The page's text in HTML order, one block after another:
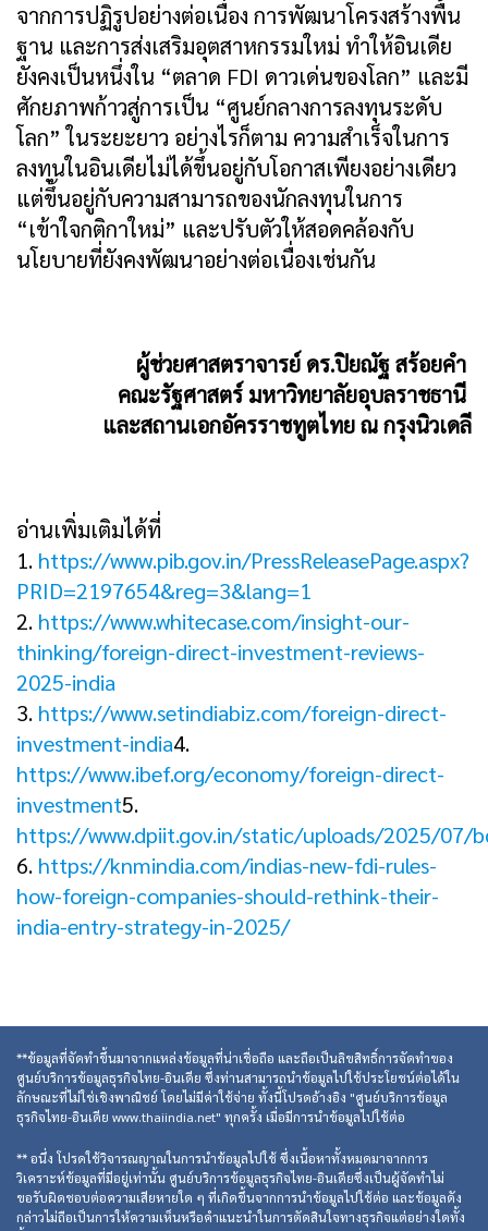
จากการปฏิรูปอย่างต่อเนื่อง การพัฒนาโครงสร้างพื้น
ฐาน และการส่งเสริมอุตสาหกรรมใหม่ ทำให้อินเดีย
ยังคงเป็นหนึ่งใน “ตลาด FDI ดาวเด่นของโลก” และมี
ศักยภาพก้าวสู่การเป็น “ศูนย์กลางการลงทุนระดับ
โลก” ในระยะยาว อย่างไรก็ตาม ความสำเร็จในการ
ลงทุนในอินเดียไม่ได้ขึ้นอยู่กับโอกาสเพียงอย่างเดียว
แต่ขึ้นอยู่กับความสามารถของนักลงทุนในการ
“เข้าใจกติกาใหม่” และปรับตัวให้สอดคล้องกับ
นโยบายที่ยังคงพัฒนาอย่างต่อเนื่องเช่นกัน
ผู้ช่วยศาสตราจารย์ ดร.ปิยณัฐ สร้อยคำ
คณะรัฐศาสตร์ มหาวิทยาลัยอุบลราชธานี
และสถานเอกอัครราชทูตไทย ณ กรุงนิวเดลี
อ่านเพิ่มเติมได้ที่
1. https://www.pib.gov.in/PressReleasePage.aspx?
PRID=2197654&reg=3&lang=1
2. https://www.whitecase.com/insight-our-
thinking/foreign-direct-investment-reviews-
2025-india
3. https://www.setindiabiz.com/foreign-direct-
investment-india4.
https://www.ibef.org/economy/foreign-direct-
investment5.
https://www.dpiit.gov.in/static/uploads/2025/07/
6. https://knmindia.com/indias-new-fdi-rules-
how-foreign-companies-should-rethink-their-
india-entry-strategy-in-2025/
**ข้อมูลที่จัดทำขึ้นมาจากแหล่งข้อมูลที่น่าเชื่อถือ และถือเป็นลิขสิทธิ์การจัดทำของ
ศูนย์บริการข้อมูลธุรกิจไทย-อินเดีย ซึ่งท่านสามารถนำข้อมูลไปใช้ประโยชน์ต่อได้ใน
ลักษณะที่ไม่ใช่เชิงพาณิชย์ โดยไม่มีค่าใช้จ่าย ทั้งนี้โปรดอ้างอิง "ศูนย์บริการข้อมูล
ธุรกิจไทย-อินเดีย www.thaiindia.net" ทุกครั้ง เมื่อมีการนำข้อมูลไปใช้ต่อ
** อนึ่ง โปรดใช้วิจารณญาณในการนำข้อมูลไปใช้ ซึ่งเนื้อหาทั้งหมดมาจากการ
วิเคราะห์ข้อมูลที่มีอยู่เท่านั้น ศูนย์บริการข้อมูลธุรกิจไทย-อินเดียซึ่งเป็นผู้จัดทำไม่
ขอรับผิดชอบต่อความเสียหายใด ๆ ที่เกิดขึ้นจากการนำข้อมูลไปใช้ต่อ และข้อมูลดัง
กล่าวไม่ถือเป็นการให้ความเห็นหรือคำแนะนำในการตัดสินใจทางธุรกิจแต่อย่างใดทั้ง